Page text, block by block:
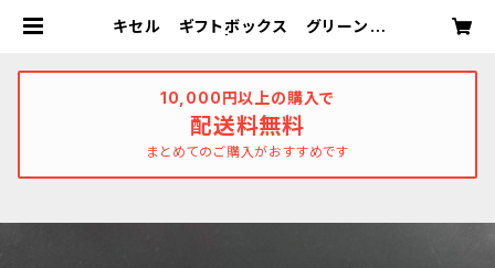
キセル ギフトボックス グリーン×
10,000円以上の購入で
配送料無料
まとめてのご購入がおすすめです